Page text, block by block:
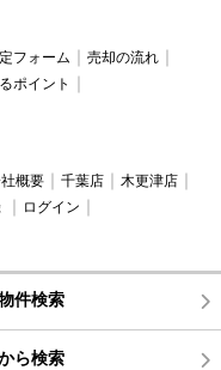
フォーム
売却の流れ
ポイント
概要 千葉店
木更津店
ログイン
件検索
ら検索